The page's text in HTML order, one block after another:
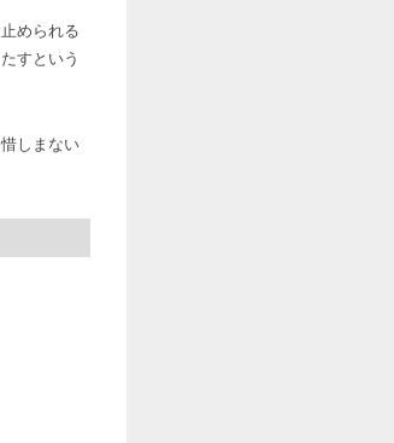
められる
すという
しまない